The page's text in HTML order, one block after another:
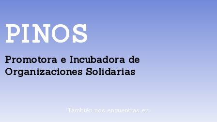
PINOS
Promotora e Incubadora de
Organizaciones Solidarias
También nos encuentras en: